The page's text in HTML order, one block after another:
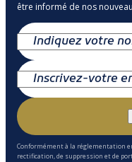
être informé de nos
Conformément à la réglementation
rectification, de suppression et de